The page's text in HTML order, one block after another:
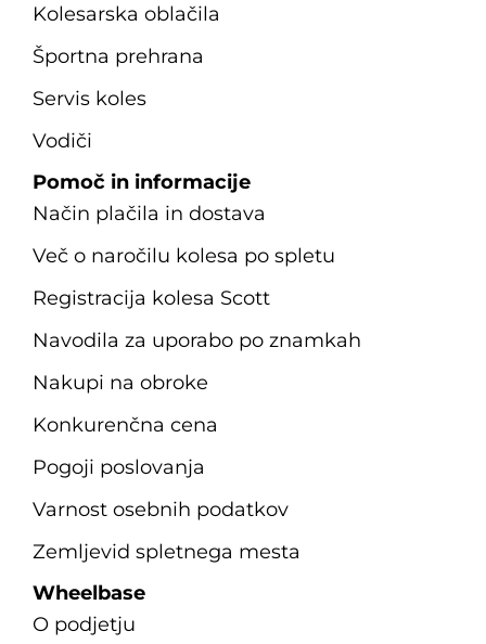
Kolesarska oblačila
Športna prehrana
Servis koles
Vodiči
Pomoč in informacije
Način plačila in dostava
Več o naročilu kolesa po spletu
Registracija kolesa Scott
Navodila za uporabo po znamkah
Nakupi na obroke
Konkurenčna cena
Pogoji poslovanja
Varnost osebnih podatkov
Zemljevid spletnega mesta
Wheelbase
O podjetju